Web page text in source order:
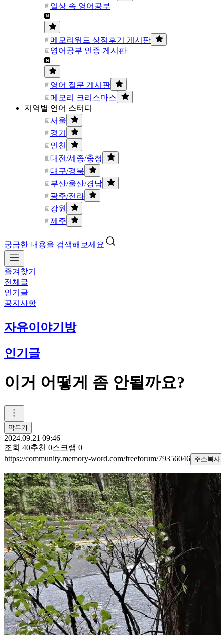
일상 속 영어공부
메모리워드 상점후기 게시판
영어공부 인증 게시판
영어 질문 게시판
메모리 크리스마스
지역별 언어 스터디
서울
경기
인천
대전/세종/충청
대구/경북
부산/울산/경남
광주/전라
강원
제주
궁금한 내용을 검색해보세요
즐겨찾기
전체글
인기글
공지사항
자유이야기방
인기글
이거 어떻게 좀 안될까요?
깍두기
2024.09.21 09:46
조회 40추천 0스크랩 0
https://community.memory-word.com/freeforum/79356046 주소복사